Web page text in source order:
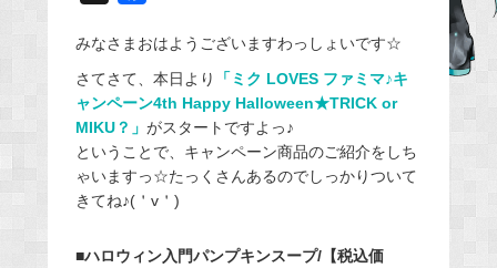
c
e
b
o
o
みなさまおはようございますわっしょいです☆
さてさて、本日より
「ミク LOVES ファミマ♪キ
ャンペーン4th Happy Halloween★TRICK or
MIKU？」 がスタートですよっ♪
ということで、キャンペーン商品のご紹介をしち
ゃいますっ☆たっくさんあるのでしっかりついて
きてね♪(＇v＇)
■ハロウィン入門パンプキンスープ/【税込価